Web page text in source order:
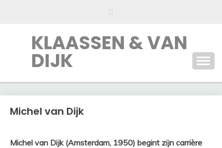
KLAASSEN & VAN
DIJK
Michel van Dijk
Michel van Dijk (Amsterdam, 1950) begint zijn carrière